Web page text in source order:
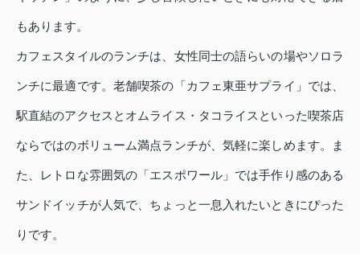
もあります。
カフェスタイルのランチは、女性同士の語らいの場やソロラ
ンチに最適です。老舗喫茶の「カフェ東亜サプライ」では、
駅直結のアクセスとオムライス・タコライスといった喫茶店
ならではのボリューム満点ランチが、気軽に楽しめます。ま
た、レトロな雰囲気の「エスポワール」では手作り感のある
サンドイッチが人気で、ちょっと一息入れたいときにぴった
りです。